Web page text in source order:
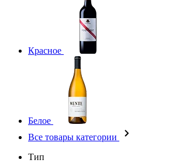
Красное
Белое
Все товары категории
Тип